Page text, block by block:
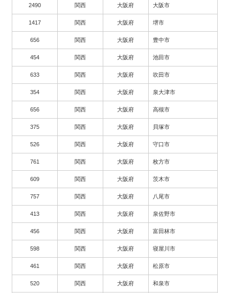
2490 関西 大阪府 大阪市
1417 関西 大阪府 堺市
656 関西 大阪府 豊中市
454 関西 大阪府 池田市
633 関西 大阪府 吹田市
354 関西 大阪府 泉大津市
656 関西 大阪府 高槻市
375 関西 大阪府 貝塚市
526 関西 大阪府 守口市
761 関西 大阪府 枚方市
609 関西 大阪府 茨木市
757 関西 大阪府 八尾市
413 関西 大阪府 泉佐野市
456 関西 大阪府 富田林市
598 関西 大阪府 寝屋川市
461 関西 大阪府 松原市
520 関西 大阪府 和泉市